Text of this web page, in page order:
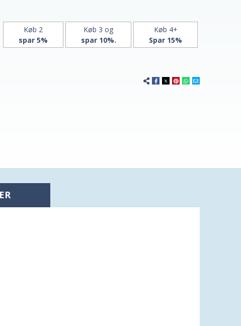
påfyldt
af
21st
Century
påfyldt
21st
Century
Køb 2
spar 5%
Køb 3 og
spar 10%.
Køb 4+
Spar 15%